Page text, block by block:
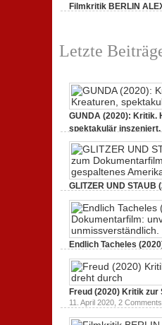
Filmkritik BERLIN
Letzte
GUNDA (2020): Kritik.
spektakulär inszeniert.
GLITZER UND STAUB
Dokumentarfilm.
gespaltenes Amerika.
3. Oktober 2020,2
Endlich Tacheles
Dokumentarfilm:
unmissverständlich.
19. Mai 2020,0 Comments
Freud (2020) Kritik zur
11. April 2020, 2 Comments